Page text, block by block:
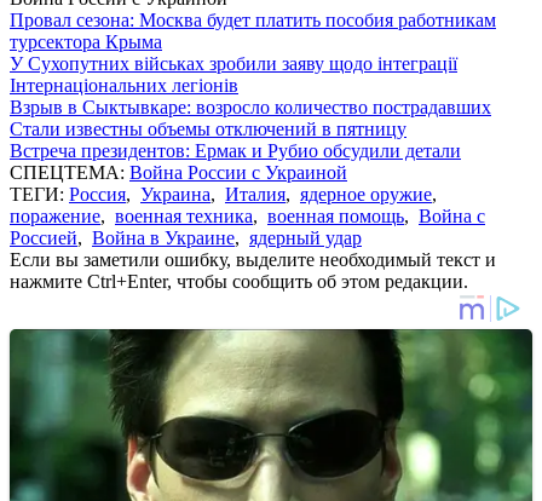
Провал сезона: Москва будет платить пособия работникам
турсектора Крыма
У Сухопутних військах зробили заяву щодо інтеграції
Інтернаціональних легіонів
Взрыв в Сыктывкаре: возросло количество пострадавших
Стали известны объемы отключений в пятницу
Встреча президентов: Ермак и Рубио обсудили детали
СПЕЦТЕМА: Война России с Украиной
ТЕГИ: Россия, Украина, Италия, ядерное оружие,
поражение, военная техника, военная помощь, Война с
Россией, Война в Украине, ядерный удар
Если вы заметили ошибку, выделите необходимый текст и
нажмите Ctrl+Enter, чтобы сообщить об этом редакции.